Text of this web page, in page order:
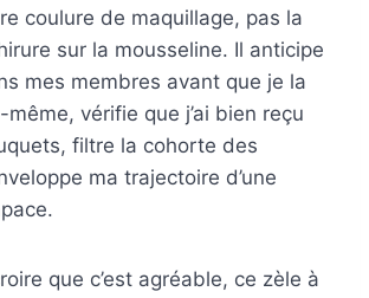
coulure de maquillage, pas la
sur la mousseline. Il anticipe
mes membres avant que je la
vérifie que j’ai bien reçu
filtre la cohorte des
ma trajectoire d’une
que c’est agréable, ce zèle à